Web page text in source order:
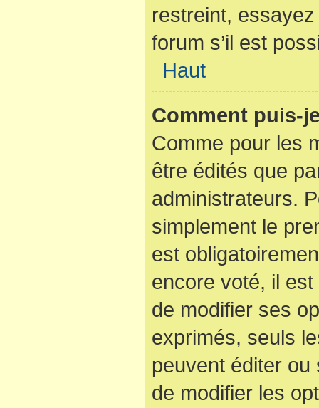
restreint,
forum s’il est
Haut
Comment puis-
Comme pour les
être édités que
administrateurs.
simplement le
est
encore voté, il
de modifier ses
exprimés, seuls
peuvent éditer
de modifier les